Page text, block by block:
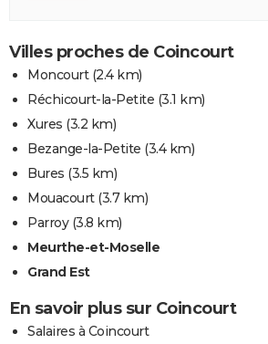
Villes proches de Coincourt
Moncourt(2.4 km)
Réchicourt-la-Petite (3.1 km)
Xures (3.2 km)
Bezange-la-Petite (3.4 km)
Bures (3.5 km)
Mouacourt(3.7 km)
Parroy(3.8 km)
Meurthe-et-Moselle
Grand Est
En savoir plus sur Coincourt
Salaires à Coincourt